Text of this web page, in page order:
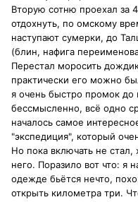
Вторую сотню проехал за
отдохнуть, по омскому
наступают сумерки, до
(блин, нафига
Перестал моросить
практически его можно
я очень быстро промок до
бессмысленно, всё одно
началось самое
"экспедиция", который
Но пока включать не стал,
него. Поразило вот что: я
одежде бьётся нечто,
открыть километра три.